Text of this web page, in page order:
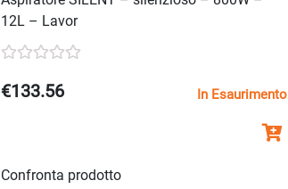
12L – Lavor
€133.56 In Esaurimento
Confronta prodotto